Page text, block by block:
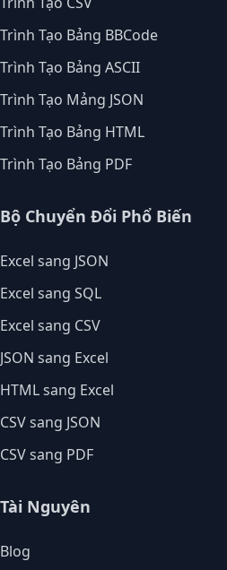
Trình Tạo Bảng BBCode
Trình Tạo Bảng ASCII
Trình Tạo Mảng JSON
Trình Tạo Bảng HTML
Trình Tạo Bảng PDF
Bộ Chuyển Đổi Phổ Biến
Excel sang JSON
Excel sang SQL
Excel sang CSV
JSON sang Excel
HTML sang Excel
CSV sang JSON
CSV sang PDF
Tài Nguyên
Blog